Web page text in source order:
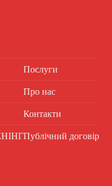
Послуги
Про нас
Контакти
Публічний договір